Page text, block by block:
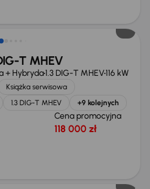
zł
T MHEV
+ Hybryda1.3 DIG-T MHEV116 kW
Książka serwisowa
1.3 DIG-T MHEV +9 kolejnych
Cena promocyjna
118 000 zł